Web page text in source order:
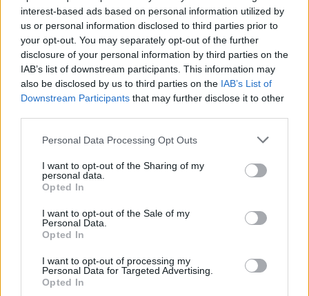
interest-based ads based on personal information utilized by
us or personal information disclosed to third parties prior to
your opt-out. You may separately opt-out of the further
disclosure of your personal information by third parties on the
IAB’s list of downstream participants. This information may
also be disclosed by us to third parties on the IAB’s List of
Downstream Participants that may further disclose it to other
Personal Data Processing Opt Outs
I want to opt-out of the Sharing of my
personal data.
Opted In
I want to opt-out of the Sale of my
Personal Data.
Opted In
I want to opt-out of processing my
Personal Data for Targeted Advertising.
Opted In
czy wiesz, kto je wygrał?
Niby wszyscy to wiedzą, ale jak zaczynamy
sprawdzać, to okazuje się, że z tą wiedzą bywa
różnie...
172
Najważniejsze daty z historii Polski -
znasz je?
Przypomnij sobie szkolne czasy i odpowiedz na kilka
pytań. Dzięki nim dowiesz się, czy masz ele...
56 lat temu